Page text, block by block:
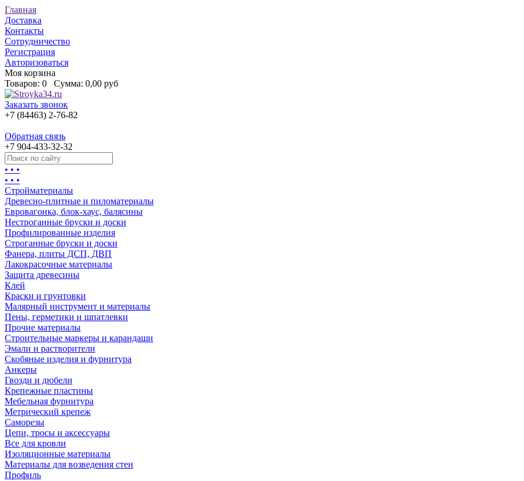
Главная
Доставка
Контакты
Сотрудничество
Регистрация
Авторизоваться
Моя корзина
Товаров: 0 Сумма: 0,00 руб
Заказать звонок
+7 (84463) 2-76-82
Обратная связь
+7 904-433-32-32
• • •
• • •
Стройматериалы
Древесно-плитные и пиломатериалы
Евровагонка, блок-хаус, балясины
Нестроганные бруски и доски
Профилированные изделия
Строганные бруски и доски
Фанера, плиты ДСП, ДВП
Лакокрасочные материалы
Защита древесины
Клей
Краски и грунтовки
Малярный инструмент и материалы
Пены, герметики и шпатлевки
Прочие материалы
Строительные маркеры и карандаши
Эмали и растворители
Скобяные изделия и фурнитура
Анкеры
Гвозди и дюбели
Крепежные пластины
Мебельная фурнитура
Метрический крепеж
Саморезы
Цепи, тросы и аксессуары
Все для кровли
Изоляционные материалы
Материалы для возведения стен
Профиль